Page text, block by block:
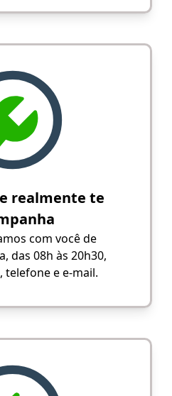
realmente te
com você de
das 08h às 20h30,
telefone e e-mail.